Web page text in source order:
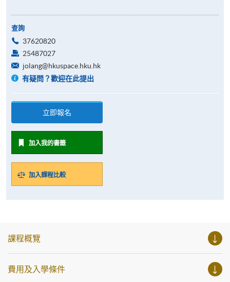
查詢
37620820
25487027
jolang@hkuspace.hku.hk
有疑問？歡迎在此提出
立即報名
加入我的書籤
加入課程比較
課程概覽
費用及入學條件